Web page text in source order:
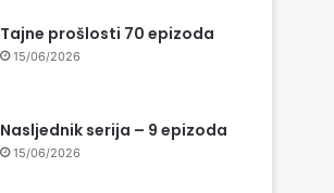
Tajne prošlosti 70 epizoda
15/06/2026
Nasljednik serija – 9 epizoda
15/06/2026